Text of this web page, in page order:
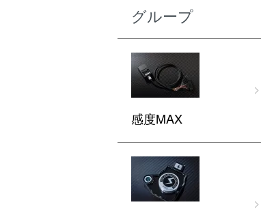
グループ
感度MAX